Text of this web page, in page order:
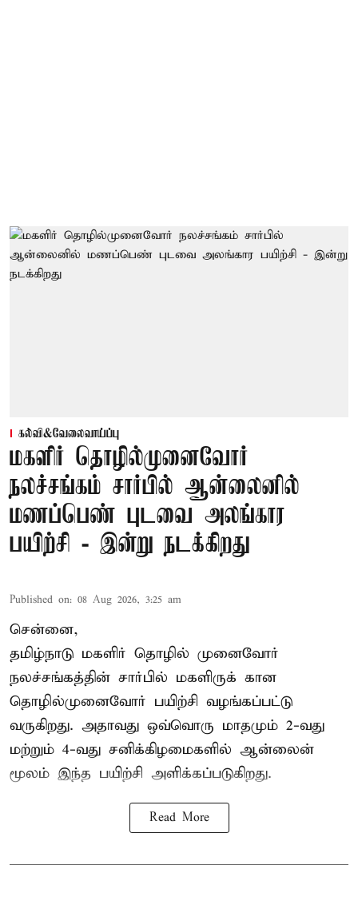
கல்வி&வேலைவாய்ப்பு
மகளிர் தொழில்முனைவோர்
நலச்சங்கம் சார்பில் ஆன்லைனில்
மணப்பெண் புடவை அலங்கார
பயிற்சி - இன்று நடக்கிறது
Published on: 08 Aug 2026, 3:25 am
சென்னை,
தமிழ்நாடு மகளிர் தொழில் முனைவோர்
நலச்சங்கத்தின் சார்பில் மகளிருக் கான
தொழில்முனைவோர் பயிற்சி வழங்கப்பட்டு
வருகிறது. அதாவது ஒவ்வொரு மாதமும் 2-வது
மற்றும் 4-வது சனிக்கிழமைகளில் ஆன்லைன்
மூலம் இந்த பயிற்சி அளிக்கப்படுகிறது.
Read More